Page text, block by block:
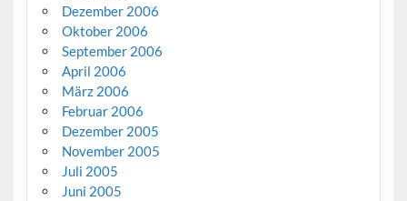
Dezember 2006
Oktober 2006
September 2006
April 2006
März 2006
Februar 2006
Dezember 2005
November 2005
Juli 2005
Juni 2005